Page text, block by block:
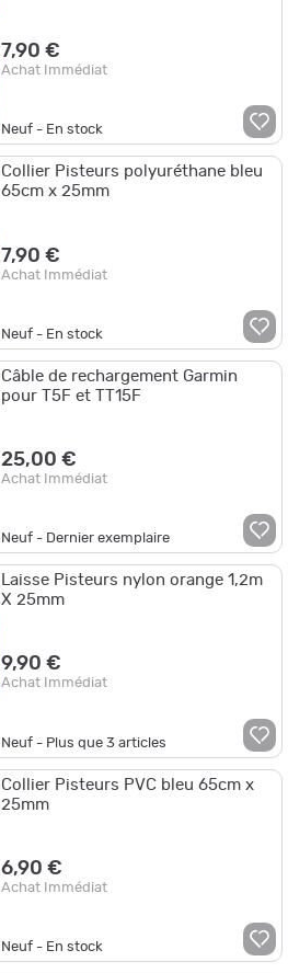
7,90 €
Achat Immédiat
Neuf - En stock
Collier Pisteurs polyuréthane bleu
65cm x 25mm
7,90 €
Achat Immédiat
Neuf - En stock
Câble de rechargement Garmin
pour T5F et TT15F
25,00 €
Achat Immédiat
Neuf - Dernier exemplaire
Laisse Pisteurs nylon orange 1,2m
X 25mm
9,90 €
Achat Immédiat
Neuf - Plus que3 articles
Collier Pisteurs PVC bleu 65cm x
25mm
6,90 €
Achat Immédiat
Neuf - En stock